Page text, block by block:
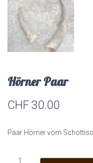
Hörner Paar
CHF30.00
Paar Hörner vom
Hörner